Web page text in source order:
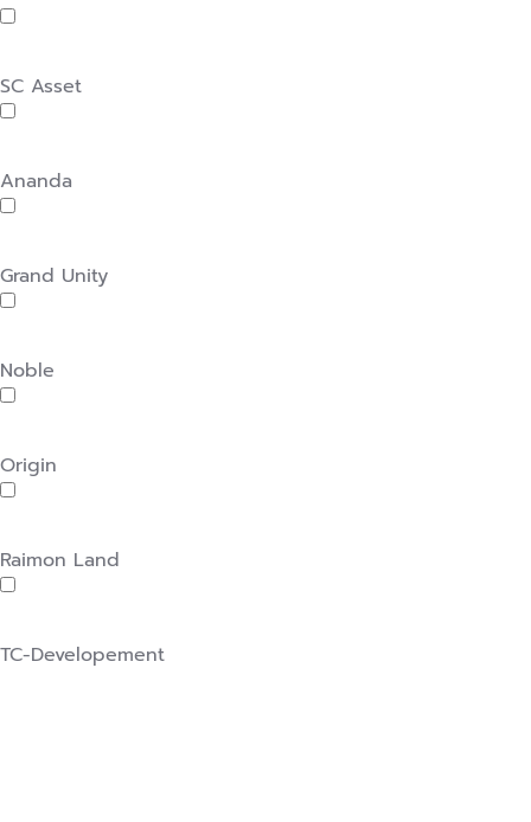
SC Asset
Ananda
Grand Unity
Noble
Origin
Raimon Land
TC-Developement